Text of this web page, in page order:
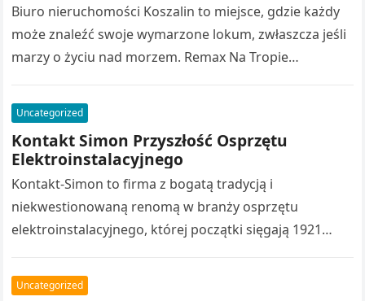
Biuro nieruchomości Koszalin to miejsce, gdzie każdy
może znaleźć swoje wymarzone lokum, zwłaszcza jeśli
marzy o życiu nad morzem. Remax Na Tropie
Uncategorized
Kontakt Simon Przyszłość Osprzętu
Elektroinstalacyjnego
Kontakt-Simon to firma z bogatą tradycją i
niekwestionowaną renomą w branży osprzętu
elektroinstalacyjnego, której początki sięgają 1921
umacniała swoją pozycję na…
Uncategorized